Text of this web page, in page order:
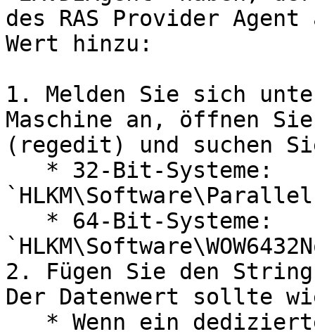
des RAS Provider
Wert hinzu:
1. Melden Sie sich
Maschine an, öffnen
(regedit) und suchen
2. Fügen Sie den
Der Datenwert sollte